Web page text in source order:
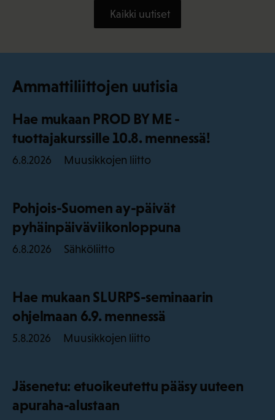
Kaikki uutiset
Ammattiliittojen uutisia
Hae mukaan PROD BY ME -
tuottajakurssille 10.8. mennessä!
6.8.2026 Muusikkojen liitto
Pohjois-Suomen ay-päivät
pyhäinpäiväviikonloppuna
6.8.2026 Sähköliitto
Hae mukaan SLURPS-seminaarin
ohjelmaan 6.9. mennessä
5.8.2026 Muusikkojen liitto
Jäsenetu: etuoikeutettu pääsy uuteen
apuraha-alustaan